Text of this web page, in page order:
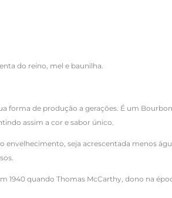
do reino, mel e baunilha.
forma de produção a gerações. É um
assim a cor e sabor único.
envelhecimento, seja acrescentada menos
1940 quando Thomas McCarthy, dono na